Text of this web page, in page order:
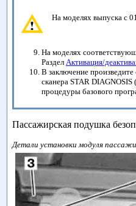
На моделях выпуска с
На моделях
Раздел Активация/
В заключение
сканера STAR
процедуры базового
Пассажирская подушка
Детали установки модуля